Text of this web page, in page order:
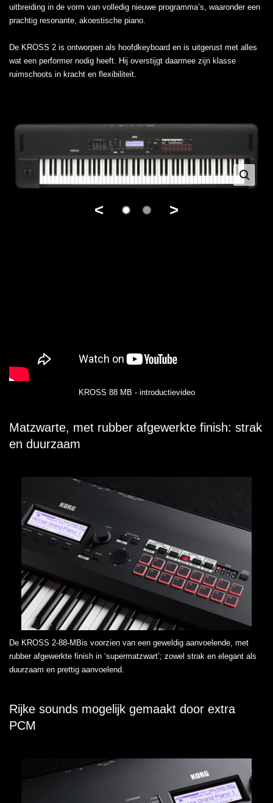
uitbreiding in de vorm van volledig nieuwe programma’s, waaronder een
prachtig resonante, akoestische piano.
De KROSS 2 is ontworpen als hoofdkeyboard en is uitgerust met alles
wat een performer nodig heeft. Hij overstijgt daarmee zijn klasse
ruimschoots in kracht en flexibiliteit.
< >
KROSS 88 MB - introductievideo
Matzwarte, met rubber afgewerkte finish: strak
en duurzaam
De KROSS 2-88-MBis voorzien van een geweldig aanvoelende, met
rubber afgewerkte finish in ‘supermatzwart’; zowel strak en elegant als
duurzaam en prettig aanvoelend.
Rijke sounds mogelijk gemaakt door extra
PCM